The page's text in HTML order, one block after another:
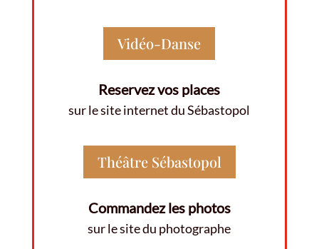
Vidéo-Danse
Reservez vos places
sur le site internet du Sébastopol
Théâtre Sébastopol
Commandez les photos
sur le site du photographe